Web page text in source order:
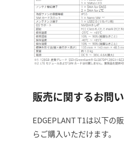
販売に関するお問
EDGEPLANT T1は以下の
らご購入いただけます。